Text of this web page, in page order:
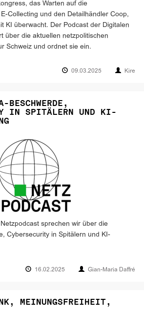
das Warten auf die
Collecting und den Detailhändler Coop,
KI überwacht. Der Podcast der Digitalen
über die aktuellen netzpolitischen
Schweiz und ordnet sie ein.
09.03.2025 Kire
BESCHWERDE,
IN SPITÄLERN UND KI-
sprechen wir über die
Cybersecurity in Spitälern und KI-
16.02.2025 Gian-Maria Daffré
MEINUNGSFREIHEIT,